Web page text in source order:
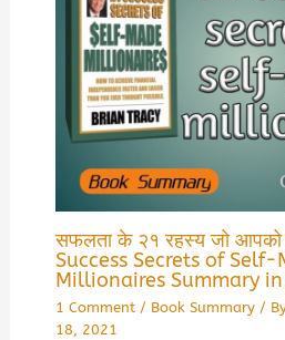
सफलता के २१ रहस्य जो आपको
Success Secrets of Self-
Millionaires Summary
1 Comment / Book Summary/
18, 2021